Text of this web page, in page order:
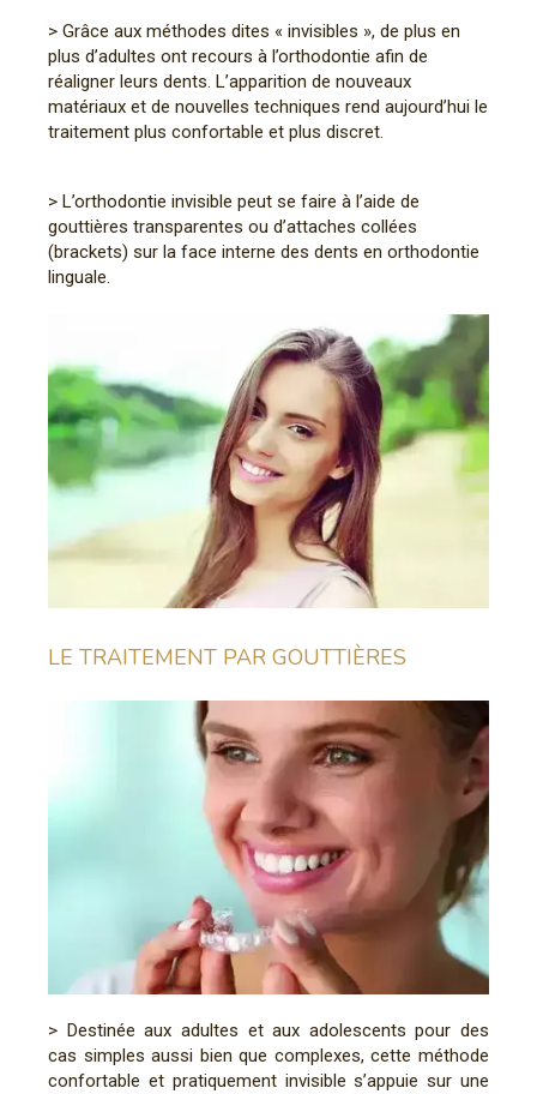
> Grâce aux méthodes dites « invisibles », de plus en
plus d’adultes ont recours à l’orthodontie afin de
réaligner leurs dents. L’apparition de nouveaux
matériaux et de nouvelles techniques rend aujourd’hui le
traitement plus confortable et plus discret.
> L’orthodontie invisible peut se faire à l’aide de
gouttières transparentes ou d’attaches collées
(brackets) sur la face interne des dents en orthodontie
linguale.
LE TRAITEMENT PAR GOUTTIÈRES
> Destinée aux adultes et aux adolescents pour des
cas simples aussi bien que complexes, cette méthode
confortable et pratiquement invisible s’appuie sur une